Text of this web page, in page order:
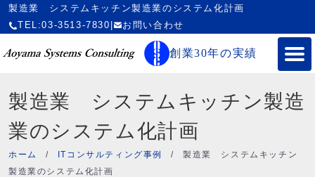
製造業 システムキッチン製造業のシステム化計画
TEL:03-3513-7830
お問い合わせ
創業30年の実績
製造業 システムキッチン製造
業のシステム化計画
ホーム / ITコンサルティング事例 /製造業 システムキッチン
製造業のシステム化計画